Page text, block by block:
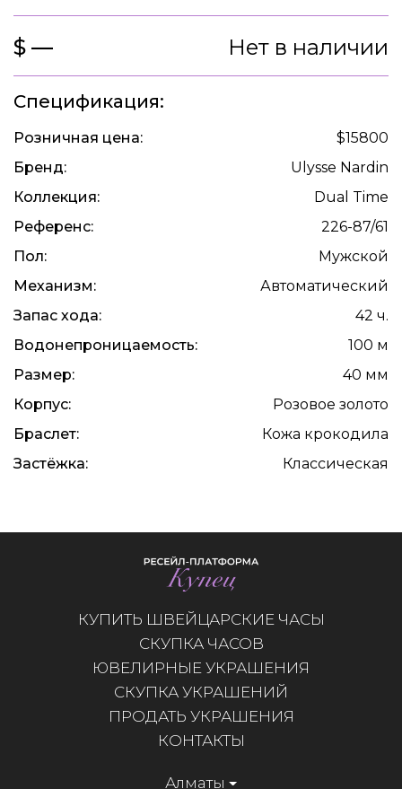
$ — Нет в наличии
Спецификация:
Розничная цена:
$15800
Бренд:
Ulysse Nardin
Коллекция:
Dual Time
Референс:
226-87/61
Пол:
Мужской
Механизм:
Автоматический
Запас хода:
42 ч.
Водонепроницаемость:
100 м
Размер:
40 мм
Корпус:
Розовое золото
Браслет:
Кожа крокодила
Застёжка:
Классическая
КУПИТЬ ШВЕЙЦАРСКИЕ ЧАСЫ
СКУПКА ЧАСОВ
ЮВЕЛИРНЫЕ УКРАШЕНИЯ
СКУПКА УКРАШЕНИЙ
ПРОДАТЬ УКРАШЕНИЯ
КОНТАКТЫ
Алматы